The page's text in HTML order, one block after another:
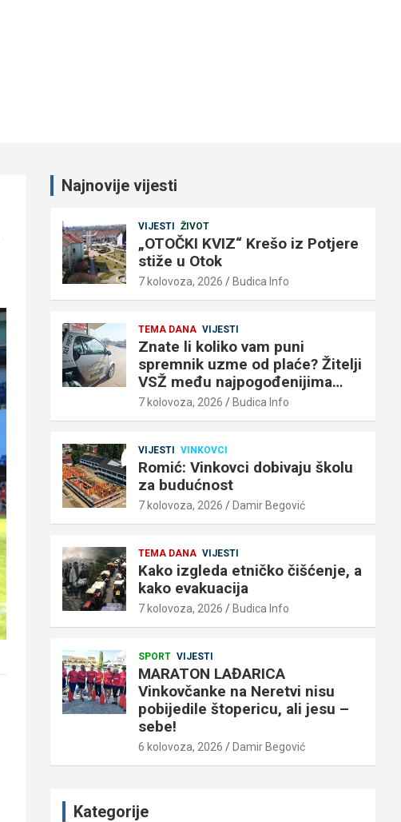
Najnovije vijesti
VIJESTI ŽIVOT
„OTOČKI KVIZ“ Krešo iz Potjere
stiže u Otok
7 kolovoza, 2026 Budica Info
TEMA DANA VIJESTI
Znate li koliko vam puni
spremnik uzme od plaće? Žitelji
VSŽ među najpogođenijima…
7 kolovoza, 2026 Budica Info
VIJESTI VINKOVCI
Romić: Vinkovci dobivaju školu
za budućnost
7 kolovoza, 2026 Damir Begović
TEMA DANA VIJESTI
Kako izgleda etničko čišćenje, a
kako evakuacija
7 kolovoza, 2026 Budica Info
SPORT VIJESTI
MARATON LAĐARICA
Vinkovčanke na Neretvi nisu
pobijedile štopericu, ali jesu –
sebe!
6 kolovoza, 2026 Damir Begović
Kategorije